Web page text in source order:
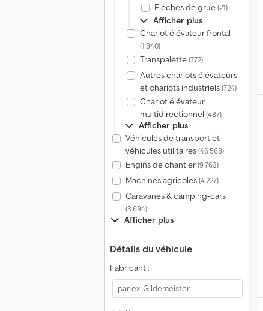
Flèches de grue(21)
Afficher plus
Chariot élévateur frontal
(1 840)
Transpalette(772)
Autres chariots élévateurs
et chariots industriels(724)
Chariot élévateur
multidirectionnel (487)
Afficher plus
Véhicules de transport et
véhicules utilitaires(46 568)
Engins de chantier(9 763)
Machines agricoles(4 227)
Caravanes & camping-cars
(3 694)
Afficher plus
Détails du véhicule
Fabricant :